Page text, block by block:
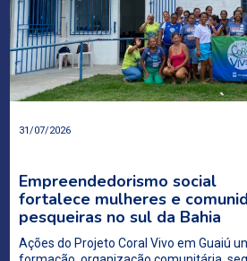
31/07/2026
Empreendedorismo social
fortalece mulheres e
pesqueiras no sul da Bahia
Ações do Projeto Coral Vivo em Guaiú